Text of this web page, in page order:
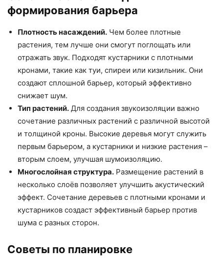
формирования барьера
Плотность насаждений. Чем более плотные
растения, тем лучше они смогут поглощать или
отражать звук. Подходят кустарники с плотными
кронами, такие как туи, спиреи или кизильник. Они
создают сплошной барьер, который эффективно
снижает шум.
Тип растений. Для создания звукоизоляции важно
сочетание различных растений с различной высотой
и толщиной кроны. Высокие деревья могут служить
первым барьером, а кустарники и низкие растения –
вторым слоем, улучшая шумоизоляцию.
Многослойная структура. Размещение растений в
несколько слоёв позволяет улучшить акустический
эффект. Сочетание деревьев с плотными кронами и
кустарников создаст эффективный барьер против
шума с разных сторон.
Советы по планировке